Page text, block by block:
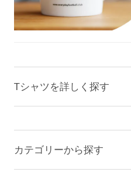
Tシャツを詳しく探す
カテゴリーから探す